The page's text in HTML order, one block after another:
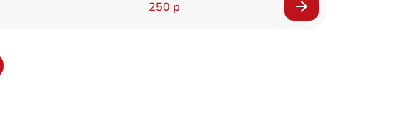
250 р